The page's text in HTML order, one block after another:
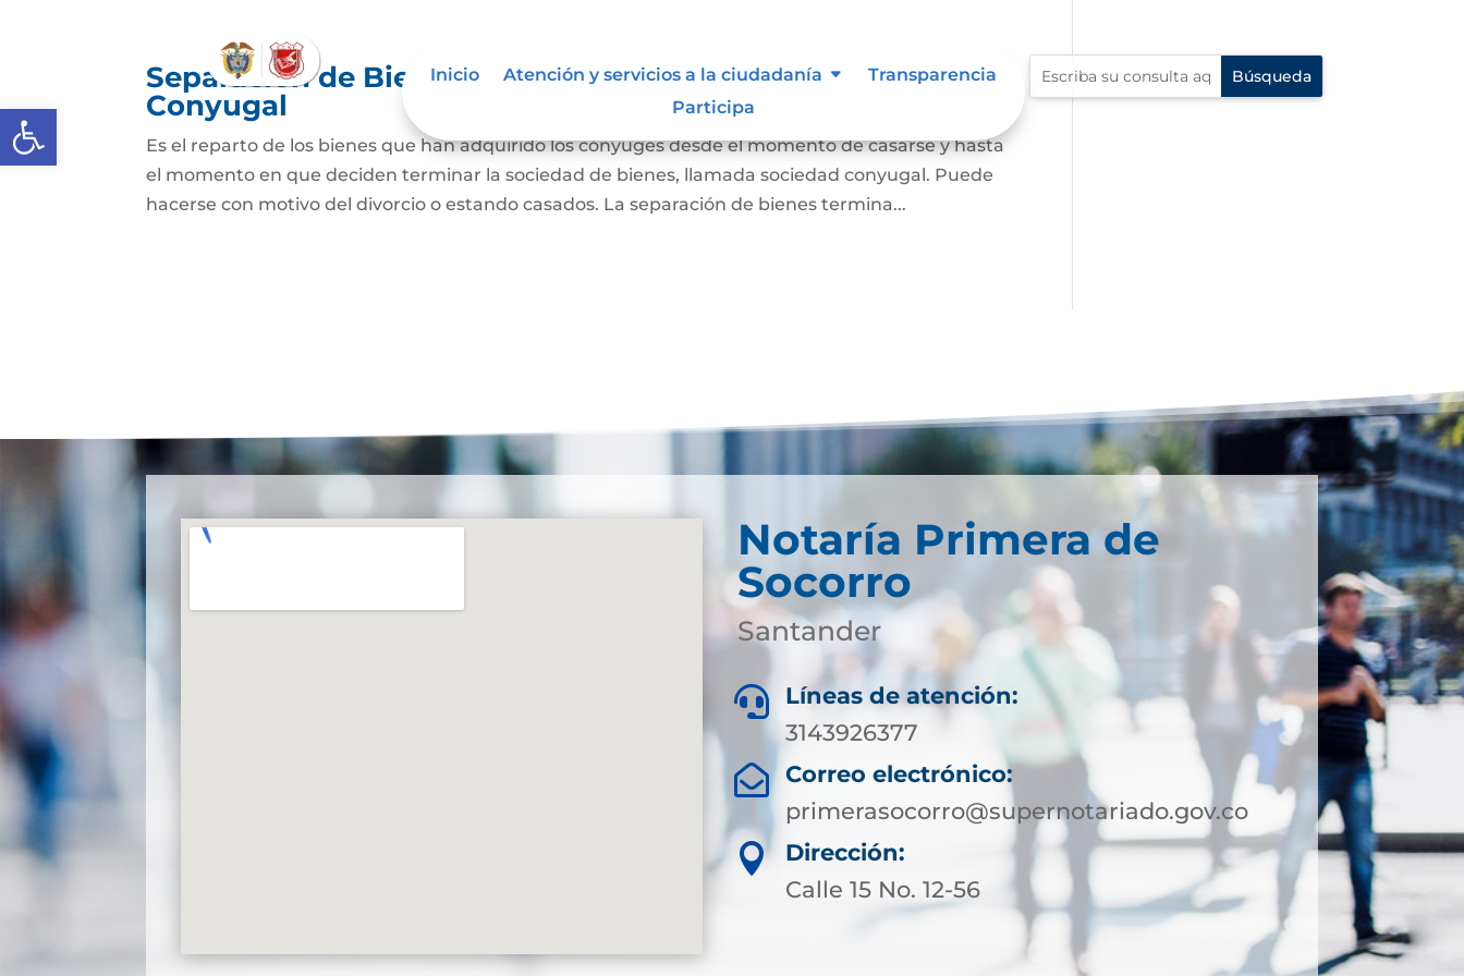
Abrir barra de herramientas
Inicio Atención y servicios a la ciudadanía
Transparencia
Participa
Separación de Bienes o Liquidación de Sociedad
Conyugal
Es el reparto de los bienes que han adquirido los cónyuges desde el momento de casarse y hasta
el momento en que deciden terminar la sociedad de bienes, llamada sociedad conyugal. Puede
hacerse con motivo del divorcio o estando casados. La separación de bienes termina...
Notaría Primera de
Socorro
Santander

Líneas de atención:
3143926377

Correo electrónico:
primerasocorro@supernotariado.gov.co

Dirección:
Calle 15 No. 12-56